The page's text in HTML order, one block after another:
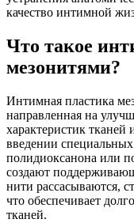
качество интимной
Что такое
мезонитями?
Интимная пластика
направленная на
характеристик
введении
полидиоксанона или
создают
нити рассасываются,
что обеспечивает
тканей.